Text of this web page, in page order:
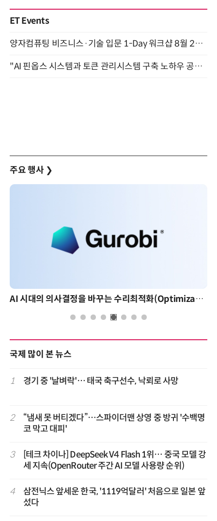
ET Events
양자컴퓨팅 비즈니스·기술 입문 1-Day 워크샵 8월 28일 개최
"AI 핀옵스 시스템과 토큰 관리시스템 구축 노하우 공개" 잠실 한국광고문화회관 2층 대회의실 (8/21)
주요 행사 ❯
AI 시대의 의사결정을 바꾸는 수리최적화(Optimization): 실제 산업 적용 사례와 활용 전략
국제 많이 본 뉴스
1 경기 중 '날벼락'… 태국 축구선수, 낙뢰로 사망
2
“냄새 못 버티겠다”…스파이더맨 상영 중 방귀 '수백명
코 막고 대피'
3
[테크 차이나] DeepSeek V4 Flash 1위… 중국 모델 강
세 지속(OpenRouter 주간 AI 모델 사용량 순위)
4
삼전닉스 앞세운 한국, '1119억달러' 처음으로 일본 앞
섰다